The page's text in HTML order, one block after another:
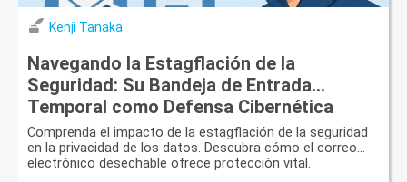
Kenji Tanaka
Navegando la Estagflación de la
Seguridad: Su Bandeja de Entrada
Temporal como Defensa Cibernética
Crítica
Comprenda el impacto de la estagflación de la seguridad
en la privacidad de los datos. Descubra cómo el correo
electrónico desechable ofrece protección vital.